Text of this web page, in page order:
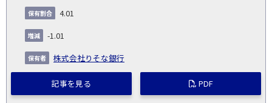
4.01
-1.01
株式会社りそな銀行
記事を見る PDF